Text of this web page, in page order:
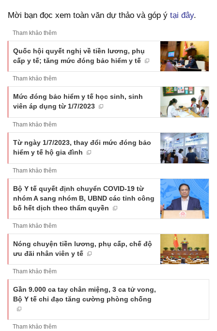
Mời bạn đọc xem toàn văn dự thảo và góp ý tại đây.
Tham khảo thêm
Quốc hội quyết nghị về tiền lương, phụ
cấp y tế; tăng mức đóng bảo hiểm y tế
Tham khảo thêm
Mức đóng bảo hiểm y tế học sinh, sinh
viên áp dụng từ 1/7/2023
Tham khảo thêm
Từ ngày 1/7/2023, thay đổi mức đóng bảo
hiểm y tế hộ gia đình
Tham khảo thêm
Bộ Y tế quyết định chuyển COVID-19 từ
nhóm A sang nhóm B, UBND các tỉnh công
bố hết dịch theo thẩm quyền
Tham khảo thêm
Nóng chuyện tiền lương, phụ cấp, chế độ
ưu đãi nhân viên y tế
Tham khảo thêm
Gần 9.000 ca tay chân miệng, 3 ca tử vong,
Bộ Y tế chỉ đạo tăng cường phòng chống
Tham khảo thêm